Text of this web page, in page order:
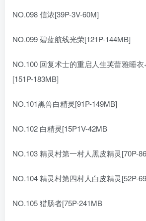
NO.098 信浓[39P-3V-60M]
NO.099 碧蓝航线光荣[121P-144MB]
NO.100 回复术士的重启人生芙蕾雅睡
[151P-183MB]
NO.101黑兽白精灵[91P-149MB]
NO.102 白精灵[15P1V-42MB
NO.103 精灵村第一村人黑皮精灵[70P-
NO.104 精灵村第四村人白皮精灵[52P-
NO.105 猎肠者[75P-241MB